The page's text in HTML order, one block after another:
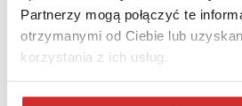
Partnerzy mogą połączyć te
otrzymanymi od Ciebie lub
korzystania z ich usług.